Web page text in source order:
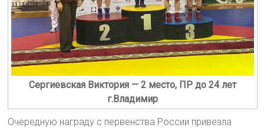
Сергиевская Виктория — 2 место, ПР до 24 лет
г.Владимир
Очередную награду с первенства России привезла